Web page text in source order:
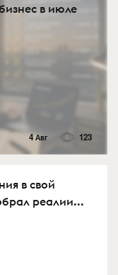
в июле
4 Авг 123
в свой
реалии...